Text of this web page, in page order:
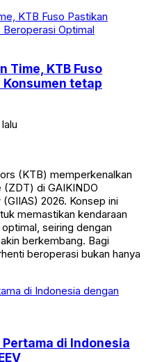
Time, KTB Fuso
tetap
(KTB) memperkenalkan
di GAIKINDO
2026. Konsep ini
memastikan kendaraan
seiring dengan
berkembang. Bagi
beroperasi bukan hanya
di Indonesia